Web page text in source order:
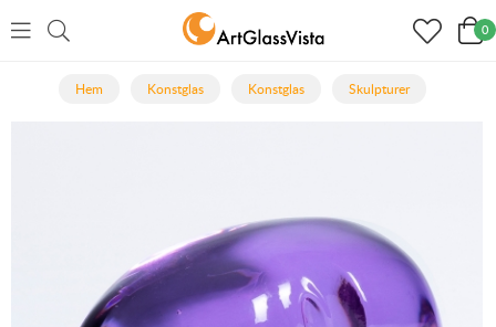
0
Hem Konstglas Konstglas Skulpturer